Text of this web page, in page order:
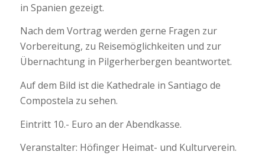
in Spanien gezeigt.
Nach dem Vortrag werden gerne Fragen zur
Vorbereitung, zu Reisemöglichkeiten und zur
Übernachtung in Pilgerherbergen beantwortet.
Auf dem Bild ist die Kathedrale in Santiago de
Compostela zu sehen.
Eintritt 10.- Euro an der Abendkasse.
Veranstalter: Höfinger Heimat- und Kulturverein.